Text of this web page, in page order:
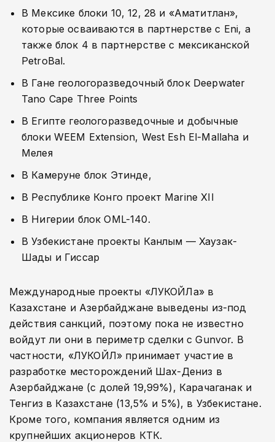
В Мексике блоки 10, 12, 28 и «Аматитлан»,
которые осваиваются в партнерстве с Eni, а
также блок 4 в партнерстве с мексиканской
PetroBal.
В Гане геологоразведочный блок Deepwater
Tano Cape Three Points
В Египте геологоразведочные и добычные
блоки WEEM Extension, West Esh El-Mallaha и
Мелея
В Камеруне блок Этинде,
В Республике Конго проект Marine XII
В Нигерии блок OML-140.
В Узбекистане проекты Канлым — Хаузак-
Шады и Гиссар
Международные проекты «ЛУКОЙЛа» в
Казахстане и Азербайджане выведены из-под
действия санкций, поэтому пока не известно
войдут ли они в периметр сделки с Gunvor. В
частности, «ЛУКОЙЛ» принимает участие в
разработке месторождений Шах-Дениз в
Азербайджане (с долей 19,99%), Карачаганак и
Тенгиз в Казахстане (13,5% и 5%), в Узбекистане.
Кроме того, компания является одним из
крупнейших акционеров КТК.